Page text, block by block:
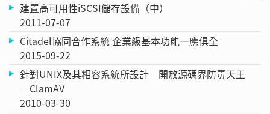
建置高可用性iSCSI儲存設備（中）
2011-07-07
Citadel協同合作系統 企業級基本功能一應俱全
2015-09-22
針對UNIX及其相容系統所設計 開放源碼界防毒天王
—ClamAV
2010-03-30